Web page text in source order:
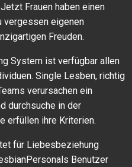
Frauen haben einen
vergessen eigenen
Freuden.
System ist verfügbar allen
Single Lesben, richtig
verursachen ein
durchsuche in der
erfüllen ihre Kriterien.
für Liebesbeziehung
Benutzer